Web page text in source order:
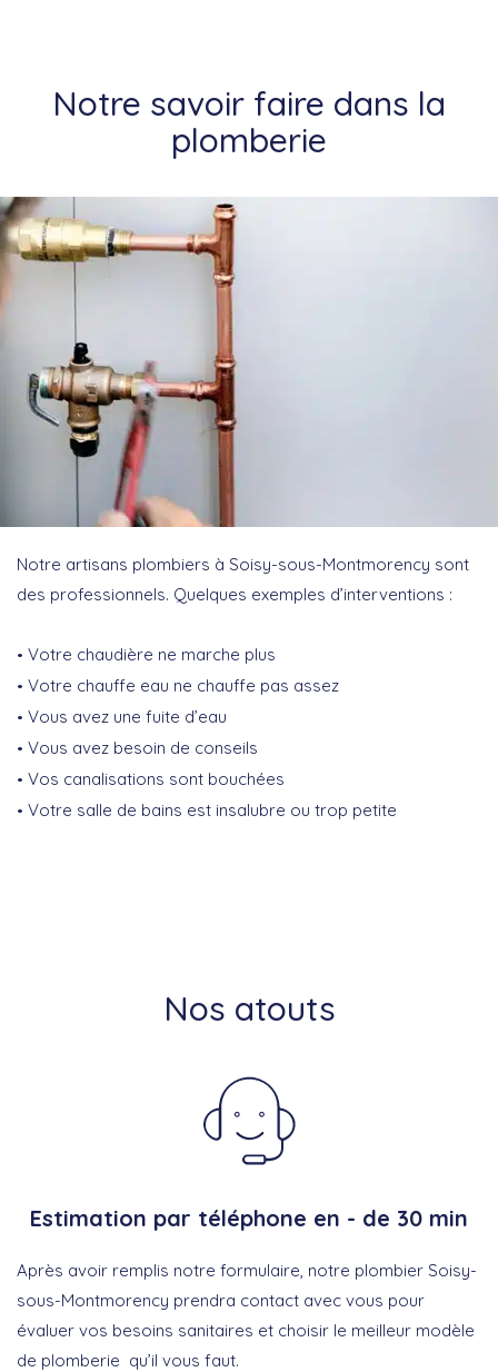
Notre savoir faire dans la
plomberie
Notre artisans plombiers à Soisy-sous-Montmorency sont
des professionnels. Quelques exemples d’interventions :
Votre chaudière ne marche plus
Votre chauffe eau ne chauffe pas assez
Vous avez une fuite d’eau
Vous avez besoin de conseils
Vos canalisations sont bouchées
Votre salle de bains est insalubre ou trop petite
Nos atouts
Estimation par téléphone en - de 30 min
Après avoir remplis notre formulaire, notre plombier Soisy-
sous-Montmorency prendra contact avec vous pour
évaluer vos besoins sanitaires et choisir le meilleur modèle
de plomberie qu’il vous faut.